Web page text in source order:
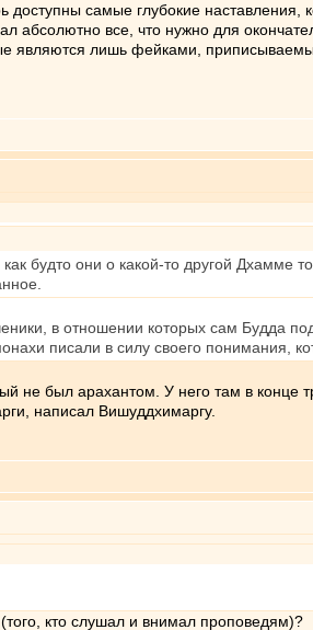
самые глубокие наставления,
абсолютно все, что нужно для
являются лишь фейками,
будто они о какой-то другой Дхамме
в отношении которых сам Будда
писали в силу своего понимания,
не был арахантом. У него там в конце
написал Вишуддхимаргу.
кто слушал и внимал проповедям)?